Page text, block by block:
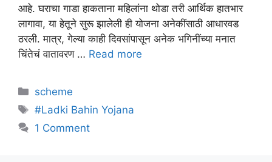
आहे. घराचा गाडा हाकताना महिलांना थोडा तरी आर्थिक हातभार
लागावा, या हेतूने सुरू झालेली ही योजना अनेकींसाठी आधारवड
ठरली. मात्र, गेल्या काही दिवसांपासून अनेक भगिनींच्या मनात
चिंतेचं वातावरण … Read more
Categories
scheme
Tags
#Ladki Bahin Yojana
1 Comment